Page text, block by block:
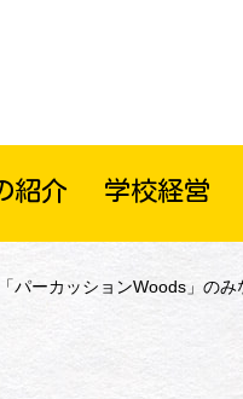
紹介 学校経営
パーカッションWoods」のみ